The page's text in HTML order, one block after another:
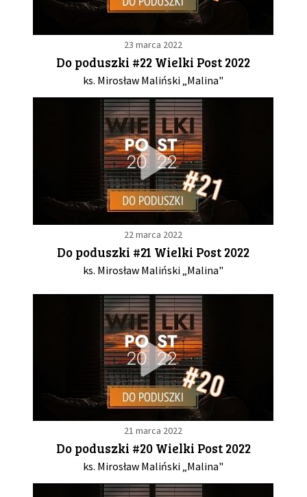
23 marca 2022
Do poduszki #22 Wielki Post 2022
ks. Mirosław Maliński „Malina"
22 marca 2022
Do poduszki #21 Wielki Post 2022
ks. Mirosław Maliński „Malina"
21 marca 2022
Do poduszki #20 Wielki Post 2022
ks. Mirosław Maliński „Malina"